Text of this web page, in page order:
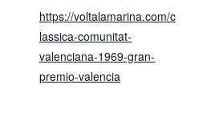
https://voltalamarina.com/c
lassica-comunitat-
valenciana-1969-gran-
premio-valencia